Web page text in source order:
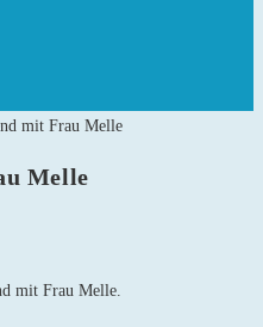
Melle
mit Frau Melle.